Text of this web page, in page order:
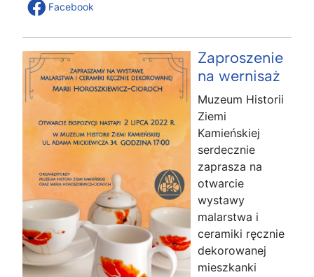
Facebook
Zaproszenie
na wernisaż
Muzeum Historii
Ziemi
Kamieńskiej
serdecznie
zaprasza na
otwarcie
wystawy
malarstwa i
ceramiki ręcznie
dekorowanej
mieszkanki